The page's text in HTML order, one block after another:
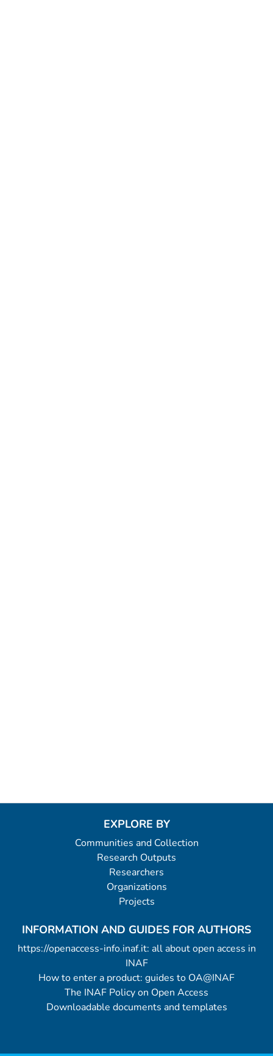
EXPLORE BY
Communities and Collection
Research Outputs
Researchers
Organizations
Projects
INFORMATION AND GUIDES FOR AUTHORS
https://openaccess-info.inaf.it: all about open access in
INAF
How to enter a product: guides to OA@INAF
The INAF Policy on Open Access
Downloadable documents and templates